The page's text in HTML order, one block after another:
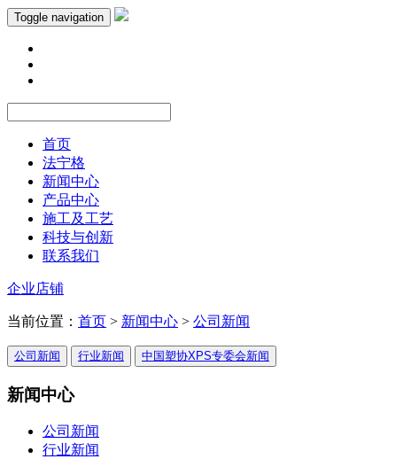
Toggle navigation
首页
法宁格
新闻中心
产品中心
施工及工艺
科技与创新
联系我们
企业店铺
当前位置： 首页 > 新闻中心 > 公司新闻
公司新闻 行业新闻 中国塑协XPS专委会新闻
新闻中心
公司新闻
行业新闻